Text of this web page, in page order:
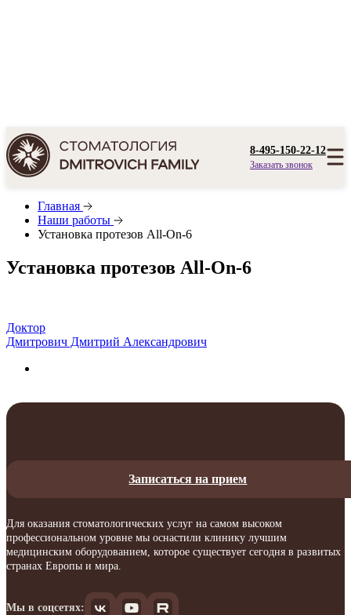
8-495-150-22-12
Заказать звонок
Главная
Наши работы
Установка протезов All-On-6
Установка протезов All-On-6
Доктор
Дмитрович Дмитрий Александрович
Записаться на прием
Для оказания стоматологических услуг на самом высоком
профессиональном уровне мы оснастили клинику лучшим
медицинским оборудованием, которое существует сегодня в развитых
странах Европы и мира.
Мы в соцсетях: